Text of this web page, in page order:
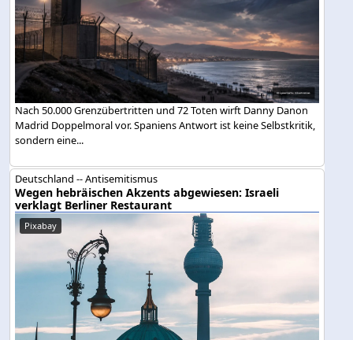
Nach 50.000 Grenzübertritten und 72 Toten wirft Danny Danon
Madrid Doppelmoral vor. Spaniens Antwort ist keine Selbstkritik,
sondern eine...
Deutschland -- Antisemitismus
Wegen hebräischen Akzents abgewiesen: Israeli
verklagt Berliner Restaurant
Pixabay